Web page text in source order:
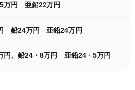
万円 亜鉛22万円
鉛24万円 亜鉛24万円
円、鉛24・8万円 亜鉛24・5万円